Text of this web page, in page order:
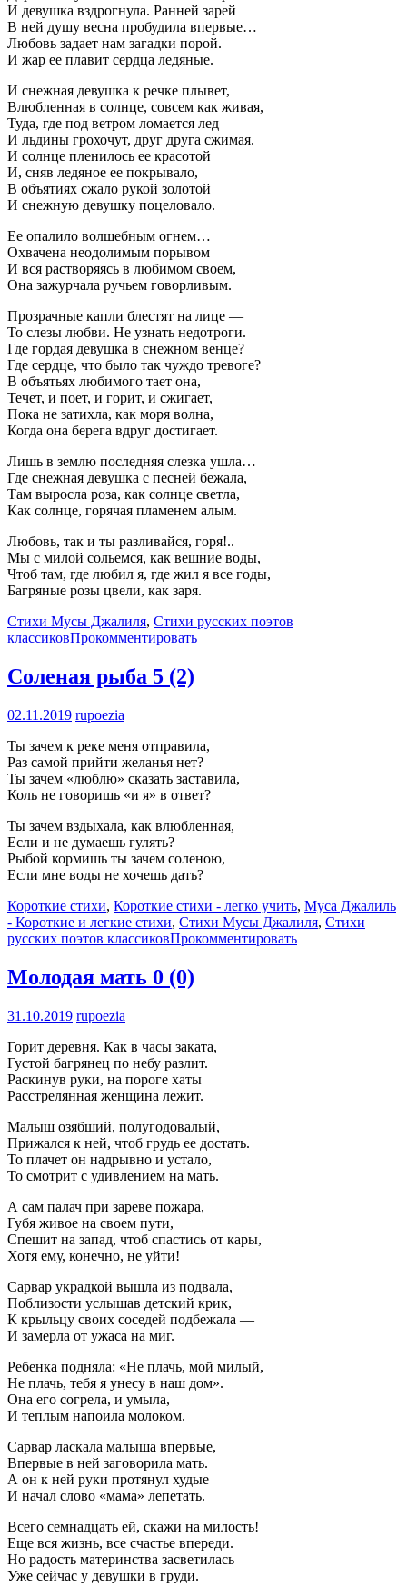
И девушка вздрогнула. Ранней зарей
В ней душу весна пробудила впервые…
Любовь задает нам загадки порой.
И жар ее плавит сердца ледяные.
И снежная девушка к речке плывет,
Влюбленная в солнце, совсем как живая,
Туда, где под ветром ломается лед
И льдины грохочут, друг друга сжимая.
И солнце пленилось ее красотой
И, сняв ледяное ее покрывало,
В объятиях сжало рукой золотой
И снежную девушку поцеловало.
Ее опалило волшебным огнем…
Охвачена неодолимым порывом
И вся растворяясь в любимом своем,
Она зажурчала ручьем говорливым.
Прозрачные капли блестят на лице —
То слезы любви. Не узнать недотроги.
Где гордая девушка в снежном венце?
Где сердце, что было так чуждо тревоге?
В объятьях любимого тает она,
Течет, и поет, и горит, и сжигает,
Пока не затихла, как моря волна,
Когда она берега вдруг достигает.
Лишь в землю последняя слезка ушла…
Где снежная девушка с песней бежала,
Там выросла роза, как солнце светла,
Как солнце, горячая пламенем алым.
Любовь, так и ты разливайся, горя!..
Мы с милой сольемся, как вешние воды,
Чтоб там, где любил я, где жил я все годы,
Багряные розы цвели, как заря.
Стихи Мусы Джалиля, Стихи русских поэтов
классиковПрокомментировать
Соленая рыба 5 (2)
02.11.2019 rupoezia
Ты зачем к реке меня отправила,
Раз самой прийти желанья нет?
Ты зачем «люблю» сказать заставила,
Коль не говоришь «и я» в ответ?
Ты зачем вздыхала, как влюбленная,
Если и не думаешь гулять?
Рыбой кормишь ты зачем соленою,
Если мне воды не хочешь дать?
Короткие стихи, Короткие стихи - легко учить, Муса Джалиль
- Короткие и легкие стихи, Стихи Мусы Джалиля, Стихи
русских поэтов классиковПрокомментировать
Молодая мать 0 (0)
31.10.2019 rupoezia
Горит деревня. Как в часы заката,
Густой багрянец по небу разлит.
Раскинув руки, на пороге хаты
Расстрелянная женщина лежит.
Малыш озябший, полугодовалый,
Прижался к ней, чтоб грудь ее достать.
То плачет он надрывно и устало,
То смотрит с удивлением на мать.
А сам палач при зареве пожара,
Губя живое на своем пути,
Спешит на запад, чтоб спастись от кары,
Хотя ему, конечно, не уйти!
Сарвар украдкой вышла из подвала,
Поблизости услышав детский крик,
К крыльцу своих соседей подбежала —
И замерла от ужаса на миг.
Ребенка подняла: «Не плачь, мой милый,
Не плачь, тебя я унесу в наш дом».
Она его согрела, и умыла,
И теплым напоила молоком.
Сарвар ласкала малыша впервые,
Впервые в ней заговорила мать.
А он к ней руки протянул худые
И начал слово «мама» лепетать.
Всего семнадцать ей, скажи на милость!
Еще вся жизнь, все счастье впереди.
Но радость материнства засветилась
Уже сейчас у девушки в груди.